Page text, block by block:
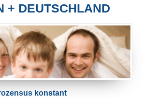
+ DEUTSCHLAND
konstant